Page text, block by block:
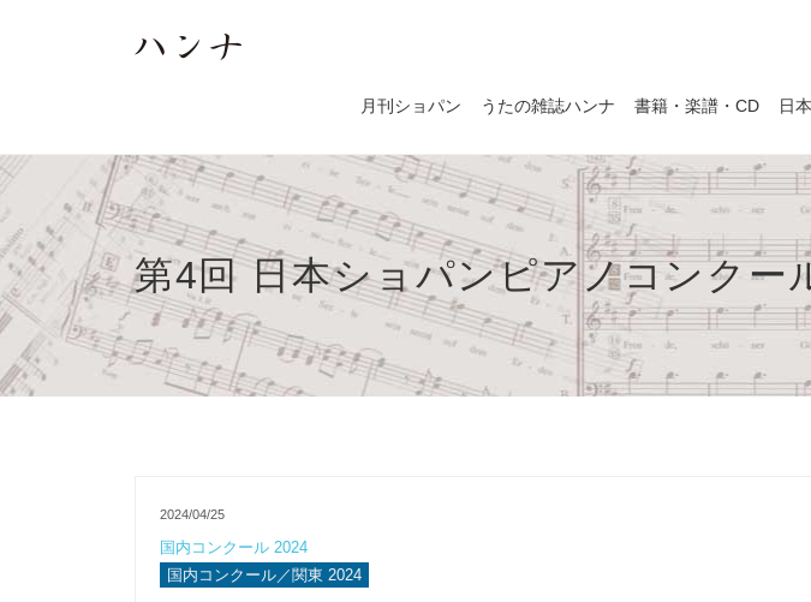
月刊ショパン うたの雑誌ハンナ 書籍・楽譜・CD 日
第4回 日本ショパンピアノコンクー
2024/04/25
国内コンクール 2024
国内コンクール／関東 2024